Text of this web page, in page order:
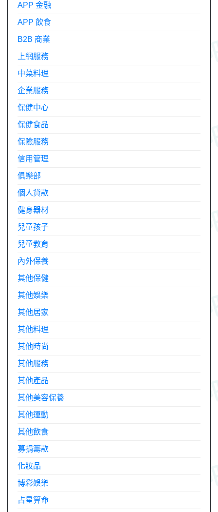
APP 金融
APP 飲食
B2B 商業
上網服務
中菜料理
企業服務
保健中心
保健食品
保險服務
信用管理
俱樂部
個人貸款
健身器材
兒童孩子
兒童教育
內外保養
其他保健
其他娛樂
其他居家
其他料理
其他時尚
其他服務
其他產品
其他美容保養
其他運動
其他飲食
募捐籌款
化妝品
博彩娛樂
占星算命